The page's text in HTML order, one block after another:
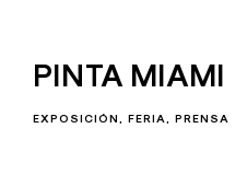
PINTA MIAMI
EXPOSICIÓN FERIA PRENSA